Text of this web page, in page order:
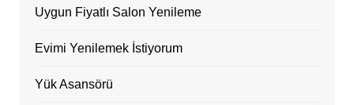
Uygun Fiyatlı Salon Yenileme
Evimi Yenilemek İstiyorum
Yük Asansörü